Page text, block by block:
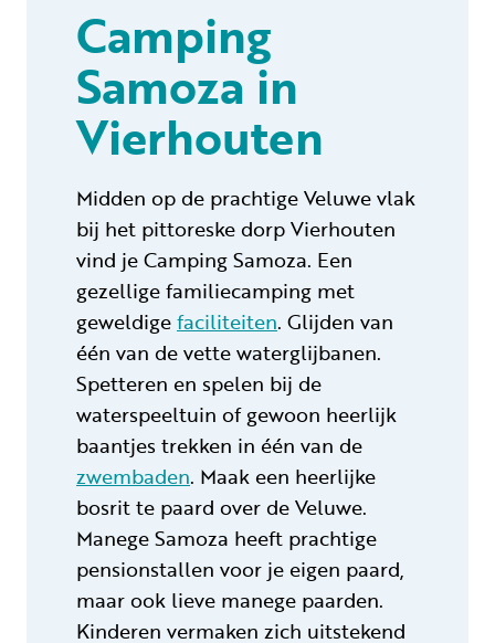
Camping
Samoza in
Vierhouten
Midden op de prachtige Veluwe vlak
bij het pittoreske dorp Vierhouten
vind je Camping Samoza. Een
gezellige familiecamping met
geweldigefaciliteiten. Glijden van
één van de vette waterglijbanen.
Spetteren en spelen bij de
waterspeeltuin of gewoon heerlijk
baantjes trekken in één van de
zwembaden. Maak een heerlijke
bosrit te paard over de Veluwe.
Manege Samoza heeft prachtige
pensionstallen voor je eigen paard,
maar ook lieve manege paarden.
Kinderen vermaken zich uitstekend